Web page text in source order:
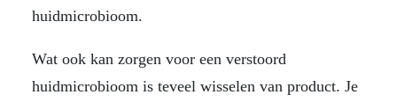
huidmicrobioom.
Wat ook kan zorgen voor een verstoord
huidmicrobioom is teveel wisselen van product. Je